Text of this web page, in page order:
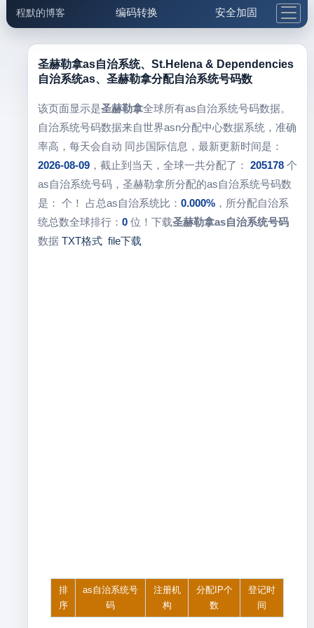
程默的博客 编码转换 安全加固
邮件工具 生活便民 更多工具
5.1支付宝大红包
圣赫勒拿as自治系统、St.Helena & Dependencies
自治系统as、圣赫勒拿分配自治系统号码数
该页面显示是圣赫勒拿全球所有as自治系统号码数据。
自治系统号码数据来自世界asn分配中心数据系统，准确
率高，每天会自动 同步国际信息，最新更新时间是：
2026-08-09，截止到当天，全球一共分配了： 205178个
as自治系统号码，圣赫勒拿所分配的as自治系统号码数
是： 个！ 占总as自治系统比： 0.000%，所分配自治系
统总数全球排行： 0位！下载圣赫勒拿as自治系统号码
数据 TXT格式 file下载
排
序
as自治系统号
码
注册机
构
分配IP个
数
登记时
间